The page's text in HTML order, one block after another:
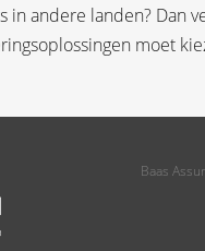
andere landen? Dan
moet
Baas